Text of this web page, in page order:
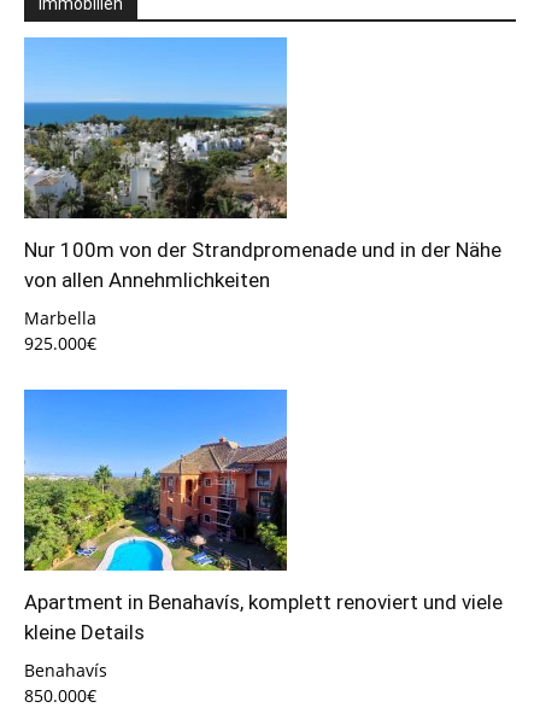
Nur 100m von der Strandpromenade und in der Nähe
von allen Annehmlichkeiten
Marbella
925.000€
Apartment in Benahavís, komplett renoviert und viele
kleine Details
Benahavís
850.000€